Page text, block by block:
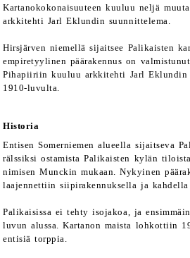
Kartanokokonaisuuteen kuuluu neljä
arkkitehti Jarl Eklundin suunnittelema.
Hirsjärven niemellä sijaitsee Palikaisten
empiretyylinen päärakennus on
Pihapiiriin kuuluu arkkitehti Jarl
1910-luvulta.
Historia
Entisen Somerniemen alueella sijaitseva
rälssiksi ostamista Palikaisten kylän
nimisen Munckin mukaan. Nykyinen
laajennettiin siipirakennuksella ja
Palikaisissa ei tehty isojakoa, ja
luvun alussa. Kartanon maista lohkottiin
entisiä torppia.